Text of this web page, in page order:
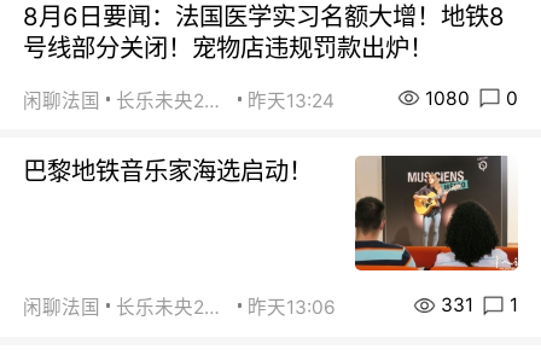
8月6日要闻：法国医学实习名额大增！地铁8
号线部分关闭！宠物店违规罚款出炉！
闲聊法国 长乐未央2015 昨天13:24 1080 0
巴黎地铁音乐家海选启动！
闲聊法国 长乐未央2015 昨天13:06 331 1